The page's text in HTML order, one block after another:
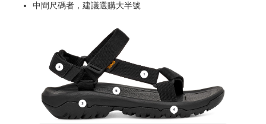
中間尺碼者，建議選購大半號